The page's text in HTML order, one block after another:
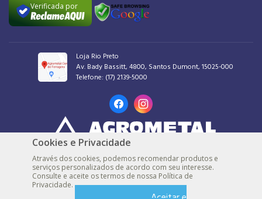
Verificada por
Loja Rio Preto
Av. Bady Bassitt, 4800, Santos Dumont, 15025-000
Telefone: (17) 2139-5000
os direitos reservados
Loja Marília
Rua São Luiz, 1395, Alto Cafezal, 17500-002
Cookies e Privacidade
Através dos cookies, podemos recomendar produtos e
serviços personalizados de acordo com seu interesse.
Consulte e aceite os termos de nossa Política de
Privacidade.